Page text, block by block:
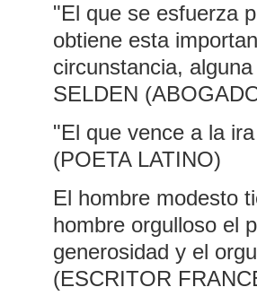
"El que se esfuerza
obtiene esta
circunstancia,
SELDEN
"El que vence a la
(POETA LATINO)
El hombre modesto
hombre orgulloso el
generosidad y el
(ESCRITOR